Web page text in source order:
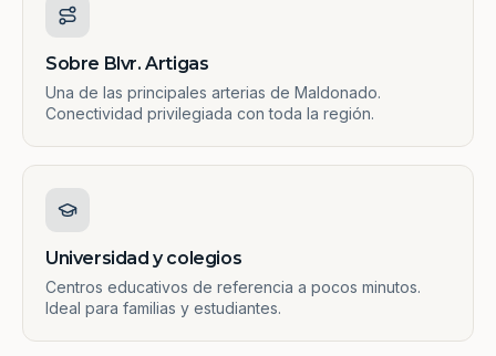
Sobre Blvr. Artigas
Una de las principales arterias de Maldonado.
Conectividad privilegiada con toda la región.
Universidad y colegios
Centros educativos de referencia a pocos minutos.
Ideal para familias y estudiantes.